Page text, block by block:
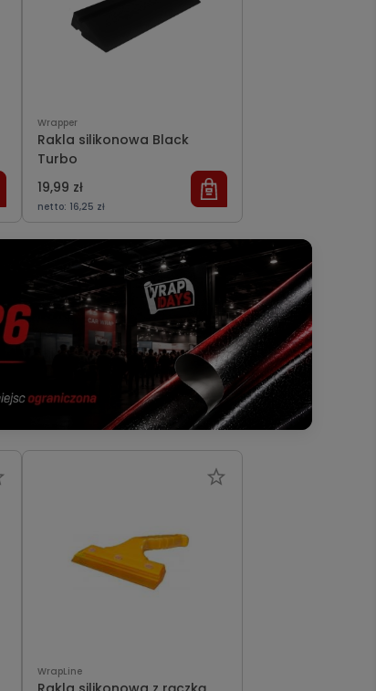
Wrapper
Rakla silikonowa Black
Turbo
19,99 zł
netto: 16,25 zł
WrapLine